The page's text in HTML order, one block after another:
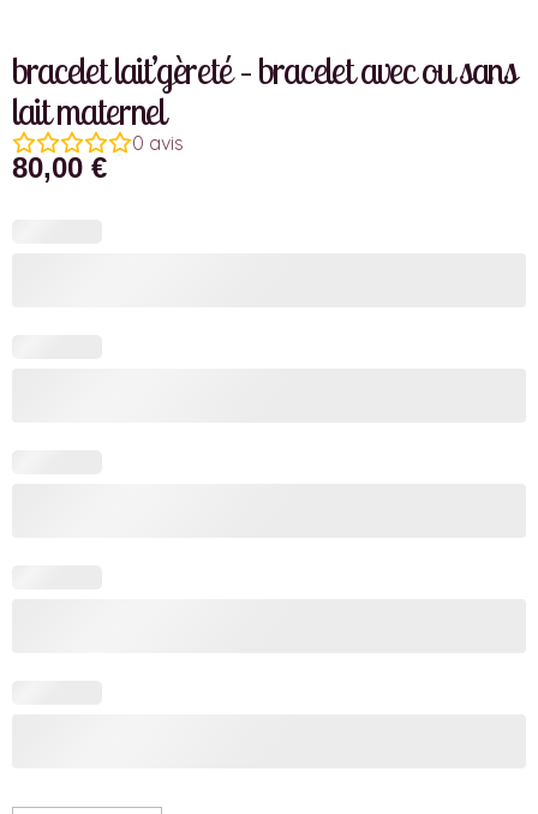
bracelet lait’gèreté – bracelet avec ou sans
lait maternel
0 avis
80,00 €